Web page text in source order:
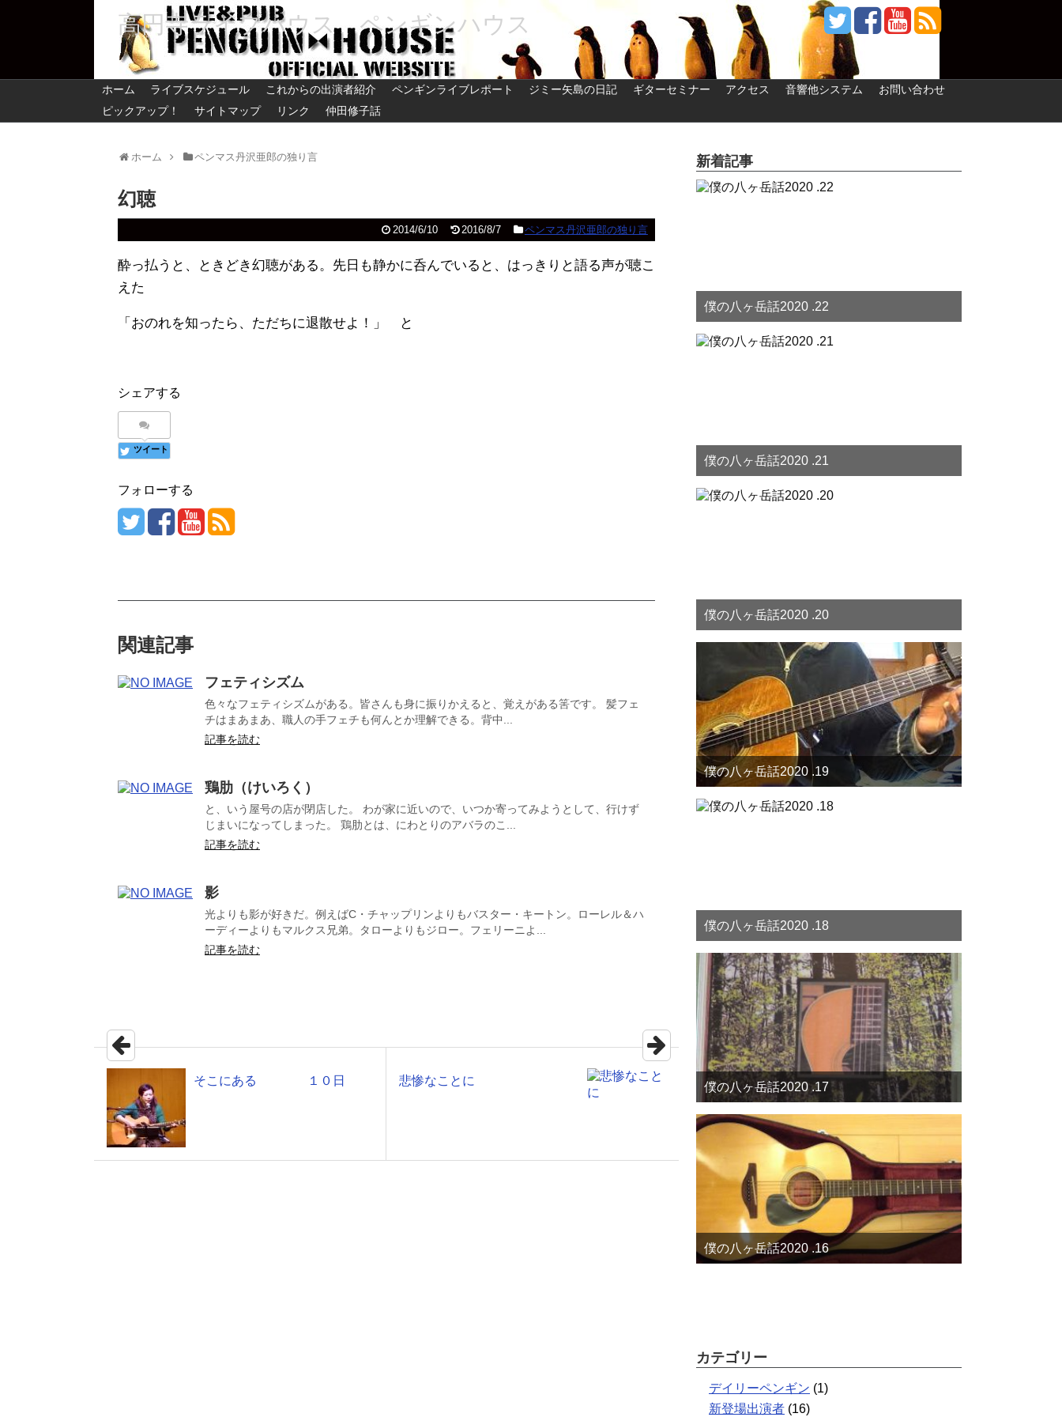
高円寺ライブハウス ペンギンハウス
ホーム ライブスケジュール これからの出演者紹介 ペンギンライブレポート ジミー矢島の日記 ギターセミナー アクセス 音響他システム
お問い合わせ
ピックアップ！
サイトマップ リンク 仲田修子話
ホーム ペンマス丹沢亜郎の独り言
幻聴
2014/6/10 2016/8/7 ペンマス丹沢亜郎の独り言
酔っ払うと、ときどき幻聴がある。先日も静かに呑んでいると、はっきりと語る声が聴こ
えた
「おのれを知ったら、ただちに退散せよ！」 と
シェアする
ツイート
フォローする
関連記事
フェティシズム
色々なフェティシズムがある。皆さんも身に振りかえると、覚えがある筈です。 髪フェ
チはまあまあ、職人の手フェチも何んとか理解できる。背中...
記事を読む
鶏肋（けいろく）
と、いう屋号の店が閉店した。 わが家に近いので、いつか寄ってみようとして、行けず
じまいになってしまった。 鶏肋とは、にわとりのアバラのこ...
記事を読む
影
光よりも影が好きだ。例えばC・チャップリンよりもバスター・キートン。ローレル＆ハ
ーディーよりもマルクス兄弟。タローよりもジロー。フェリーニよ...
記事を読む
そこにある １０日 悲惨なことに
新着記事
僕の八ヶ岳話2020 .22
僕の八ヶ岳話2020 .21
僕の八ヶ岳話2020 .20
僕の八ヶ岳話2020 .19
僕の八ヶ岳話2020 .18
僕の八ヶ岳話2020 .17
僕の八ヶ岳話2020 .16
カテゴリー
デイリーペンギン (1)
新登場出演者 (16)